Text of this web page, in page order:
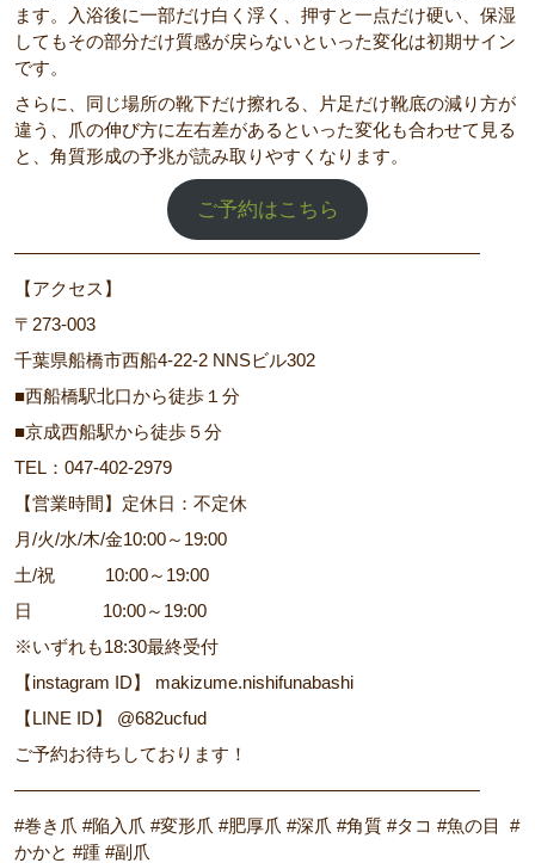
ます。入浴後に一部だけ白く浮く、押すと一点だけ硬い、保湿
してもその部分だけ質感が戻らないといった変化は初期サイン
です。
さらに、同じ場所の靴下だけ擦れる、片足だけ靴底の減り方が
違う、爪の伸び方に左右差があるといった変化も合わせて見る
と、角質形成の予兆が読み取りやすくなります。
ご予約はこちら
――――――――――――――――――――――――――
【アクセス】
〒273-003
千葉県船橋市西船4-22-2 NNSビル302
■西船橋駅北口から徒歩１分
■京成西船駅から徒歩５分
TEL：047-402-2979
【営業時間】定休日：不定休
月/火/水/木/金10:00～19:00
土/祝 10:00～19:00
日 10:00～19:00
※いずれも18:30最終受付
【instagram ID】 makizume.nishifunabashi
【LINE ID】 @682ucfud
ご予約お待ちしております！
――――――――――――――――――――――――――
#巻き爪 #陥入爪 #変形爪 #肥厚爪 #深爪 #角質 #タコ #魚の目 #
かかと #踵 #副爪